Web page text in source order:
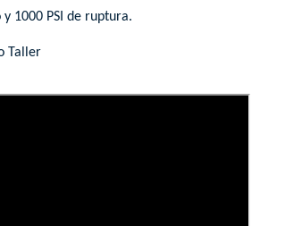
1000 PSI de ruptura.
Taller